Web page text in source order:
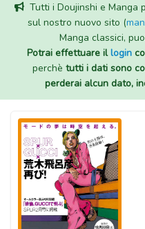
Tutti i Doujinshi e Manga
sul nostro nuovo sito (
Manga classici,
Potrai effettuare illogin
perchè tutti i dati sono
perderai alcun dato,